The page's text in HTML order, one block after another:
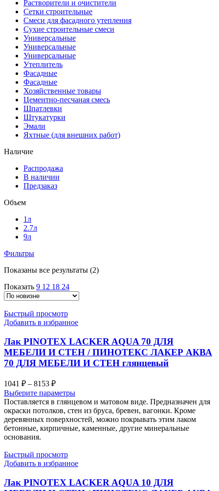
Растворители и очистители
Сетки строительные
Смеси для фасадного утепления
Сухие строительные смеси
Универсальные
Универсальные
Универсальные
Утеплитель
Фасадные
Фасадные
Хозяйственные товары
Цементно-песчаная смесь
Шпатлевки
Штукатурки
Эмали
Яхтные (для внешних работ)
Наличие
Распродажа
В наличии
Предзаказ
Объем
1л
2.7л
9л
Фильтры
Показаны все результаты (2)Сортировка:
Показать 9 12 18 24
Быстрый просмотр
Добавить в избранное
Лак PINOTEX LACKER AQUA 70 ДЛЯ
МЕБЕЛИ И СТЕН / ПИНОТЕКС ЛАКЕР АКВА
70 ДЛЯ МЕБЕЛИ И СТЕН глянцевый
1041 ₽ – 8153 ₽Диапазон
цен:
1041 ₽
–
8153 ₽
Выберите параметры
Поставляется в глянцевом и матовом виде. Предназначен для
окраски потолков, стен из бруса, бревен, вагонки. Кроме
деревянных поверхностей, можно покрывать этим лаком
бетонные, кирпичные, каменные, другие минеральные
основания.
Быстрый просмотр
Добавить в избранное
Лак PINOTEX LACKER AQUA 10 ДЛЯ